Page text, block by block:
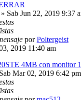
» Sab Jun 22, 2019 9:37
porPoltergeist
2019 11:40 am
4MB con monitor
Sab Mar 02, 2019 6:42 pm